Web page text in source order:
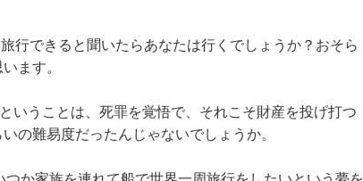
行できると聞いたらあなたは行くでしょうか？おそら
ます。
いうことは、死罪を覚悟で、それこそ財産を投げ打つ
の難易度だったんじゃないでしょうか。